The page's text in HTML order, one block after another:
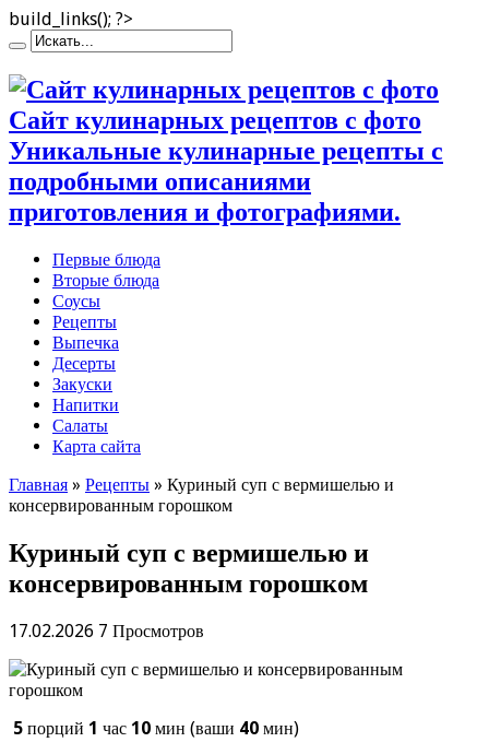
build_links(); ?>
Сайт кулинарных рецептов с фото
Уникальные кулинарные рецепты с
подробными описаниями
приготовления и фотографиями.
Первые блюда
Вторые блюда
Соусы
Рецепты
Выпечка
Десерты
Закуски
Напитки
Салаты
Карта сайта
Главная » Рецепты » Куриный суп с вермишелью и
консервированным горошком
Куриный суп с вермишелью и
консервированным горошком
17.02.2026 7 Просмотров
5 порций 1 час 10 мин (ваши 40 мин)